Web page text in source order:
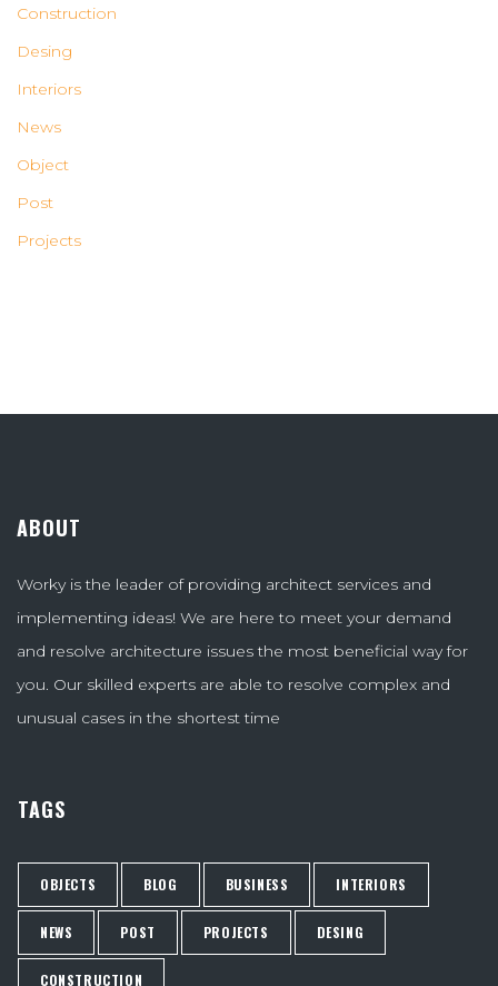
Construction
Desing
Interiors
News
Object
Post
Projects
ABOUT
Worky is the leader of providing architect services and
implementing ideas! We are here to meet your demand
and resolve architecture issues the most beneficial way for
you. Our skilled experts are able to resolve complex and
unusual cases in the shortest time
TAGS
OBJECTS BLOG BUSINESS INTERIORS
NEWS POST PROJECTS DESING
CONSTRUCTION